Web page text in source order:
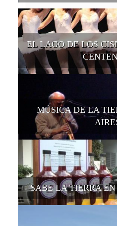
EL LAGO DE LOS
MÚSICA DE LA
SABE LA TIERRA